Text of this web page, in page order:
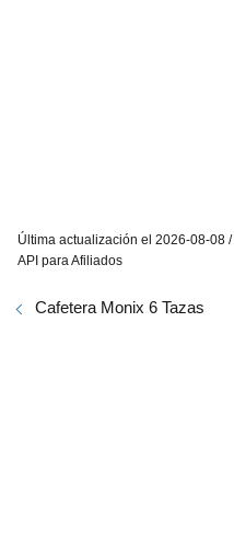
Última actualización el 2026-08-08
API para Afiliados
Cafetera Monix 6 Tazas